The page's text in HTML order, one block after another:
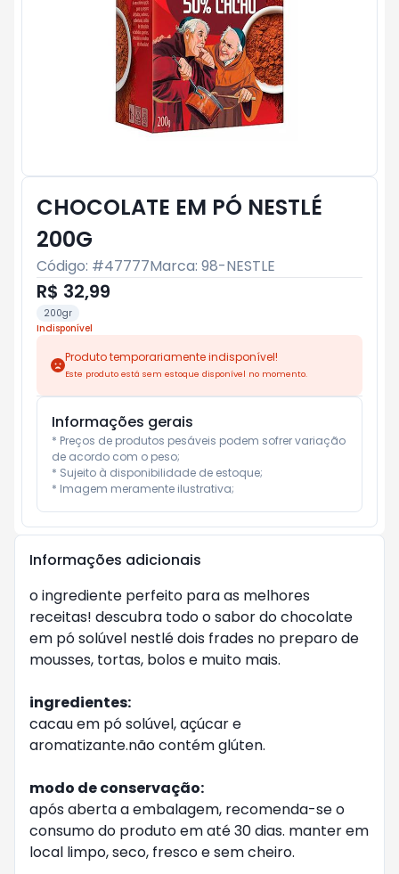
CHOCOLATE EM PÓ NESTLÉ
200G
Código: #47777Marca: 98-NESTLE
R$ 32,99
200gr
Indisponível
Produto temporariamente indisponível!
Este produto está sem estoque disponível no momento.
Informações gerais
* Preços de produtos pesáveis podem sofrer variação
de acordo com o peso;
* Sujeito à disponibilidade de estoque;
* Imagem meramente ilustrativa;
Informações adicionais
o ingrediente perfeito para as melhores
receitas! descubra todo o sabor do chocolate
em pó solúvel nestlé dois frades no preparo de
mousses, tortas, bolos e muito mais.
ingredientes:
cacau em pó solúvel, açúcar e
aromatizante.não contém glúten.
modo de conservação:
após aberta a embalagem, recomenda-se o
consumo do produto em até 30 dias. manter em
local limpo, seco, fresco e sem cheiro.